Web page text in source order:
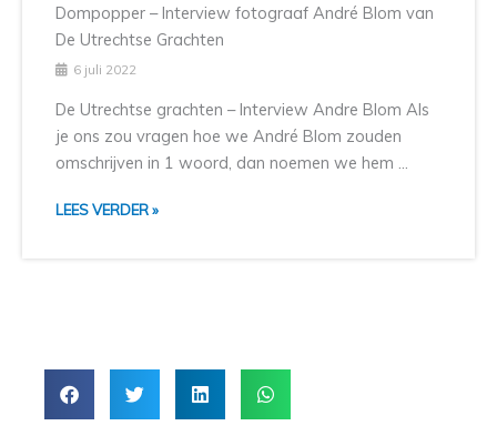
Dompopper – Interview fotograaf André Blom van
De Utrechtse Grachten
6 juli 2022
De Utrechtse grachten – Interview Andre Blom Als
je ons zou vragen hoe we André Blom zouden
omschrijven in 1 woord, dan noemen we hem ...
LEES VERDER »